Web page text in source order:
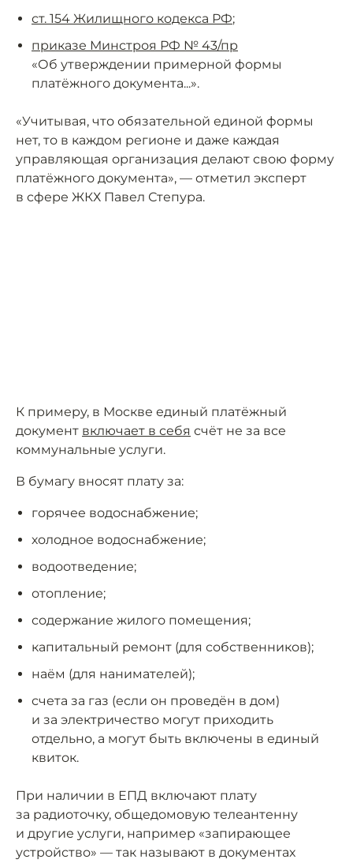
ст. 154 Жилищного кодекса РФ;
приказе Минстроя РФ № 43/пр
«Об утверждении примерной формы
платёжного документа...».
«Учитывая, что обязательной единой формы
нет, то в каждом регионе и даже каждая
управляющая организация делают свою форму
платёжного документа», — отметил эксперт
в сфере ЖКХ Павел Степура.
К примеру, в Москве единый платёжный
документ включает в себя счёт не за все
коммунальные услуги.
В бумагу вносят плату за:
горячее водоснабжение;
холодное водоснабжение;
водоотведение;
отопление;
содержание жилого помещения;
капитальный ремонт (для собственников);
наём (для нанимателей);
счета за газ (если он проведён в дом)
и за электричество могут приходить
отдельно, а могут быть включены в единый
квиток.
При наличии в ЕПД включают плату
за радиоточку, общедомовую телеантенну
и другие услуги, например «запирающее
устройство» — так называют в документах